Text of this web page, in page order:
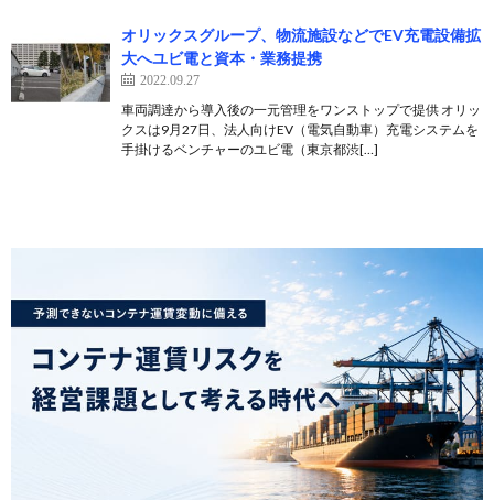
オリックスグループ、物流施設などでEV充電設備拡
大へユビ電と資本・業務提携
2022.09.27
車両調達から導入後の一元管理をワンストップで提供 オリッ
クスは9月27日、法人向けEV（電気自動車）充電システムを
手掛けるベンチャーのユビ電（東京都渋[…]